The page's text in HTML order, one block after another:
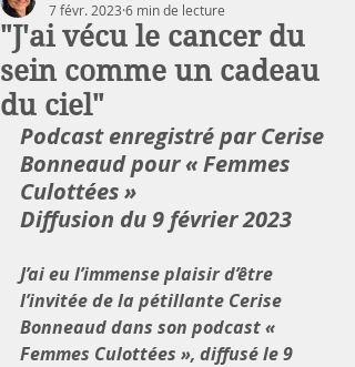
"J'ai vécu le cancer du
sein comme un cadeau
du ciel"
7 févr. 2023 6 min de lecture
Podcast enregistré par Cerise
Bonneaud pour « Femmes
Culottées »
Diffusion du 9 février 2023
J’ai eu l’immense plaisir d’être
l’invitée de la pétillante Cerise
Bonneaud dans son podcast «
Femmes Culottées », diffusé le 9